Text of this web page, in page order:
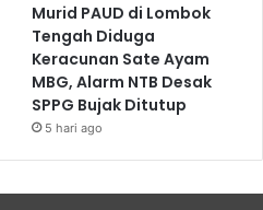
Murid PAUD di Lombok
Tengah Diduga
Keracunan Sate Ayam
MBG, Alarm NTB Desak
SPPG Bujak Ditutup
5 hari ago